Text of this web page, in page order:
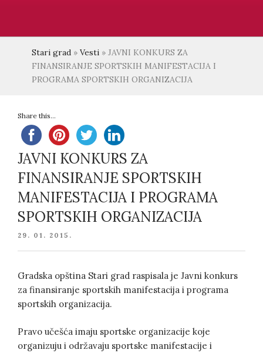
Stari grad » Vesti » JAVNI KONKURS ZA
FINANSIRANJE SPORTSKIH MANIFESTACIJA I
PROGRAMA SPORTSKIH ORGANIZACIJA
Share this...
JAVNI KONKURS ZA
FINANSIRANJE SPORTSKIH
MANIFESTACIJA I PROGRAMA
SPORTSKIH ORGANIZACIJA
POSTED
29. 01. 2015.
Gradska opština Stari grad raspisala je Javni konkurs
za finansiranje sportskih manifestacija i programa
sportskih organizacija.
Pravo učešća imaju sportske organizacije koje
organizuju i održavaju sportske manifestacije i